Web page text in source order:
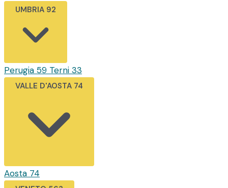
UMBRIA 92
Perugia 59 Terni 33
VALLE D'AOSTA 74
Aosta 74